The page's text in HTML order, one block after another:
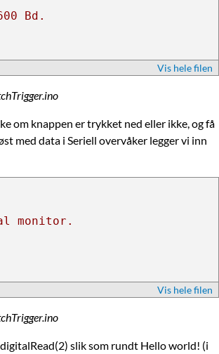
Bd.
Vis hele filen
om knappen er trykket ned eller ikke, og få
med data i Seriell overvåker legger vi inn
monitor.
Vis hele filen
slik som rundt Hello world! (i